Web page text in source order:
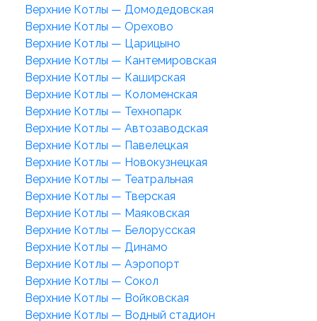
Верхние Котлы — Домодедовская
Верхние Котлы — Орехово
Верхние Котлы — Царицыно
Верхние Котлы — Кантемировская
Верхние Котлы — Каширская
Верхние Котлы — Коломенская
Верхние Котлы — Технопарк
Верхние Котлы — Автозаводская
Верхние Котлы — Павелецкая
Верхние Котлы — Новокузнецкая
Верхние Котлы — Театральная
Верхние Котлы — Тверская
Верхние Котлы — Маяковская
Верхние Котлы — Белорусская
Верхние Котлы — Динамо
Верхние Котлы — Аэропорт
Верхние Котлы — Сокол
Верхние Котлы — Войковская
Верхние Котлы — Водный стадион